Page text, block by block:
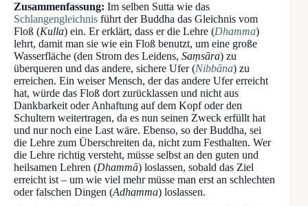
Zusammenfassung: Im selben Sutta wie das
Schlangengleichnis führt der Buddha das Gleichnis vom
Floß (Kulla) ein. Er erklärt, dass er die Lehre (Dhamma)
lehrt, damit man sie wie ein Floß benutzt, um eine große
Wasserfläche (den Strom des Leidens, Saṃsāra) zu
überqueren und das andere, sichere Ufer (Nibbāna) zu
erreichen. Ein weiser Mensch, der das andere Ufer erreicht
hat, würde das Floß dort zurücklassen und nicht aus
Dankbarkeit oder Anhaftung auf dem Kopf oder den
Schultern weitertragen, da es nun seinen Zweck erfüllt hat
und nur noch eine Last wäre. Ebenso, so der Buddha, sei
die Lehre zum Überschreiten da, nicht zum Festhalten. Wer
die Lehre richtig versteht, müsse selbst an den guten und
heilsamen Lehren (Dhammā) loslassen, sobald das Ziel
erreicht ist – um wie viel mehr müsse man erst an schlechten
oder falschen Dingen (Adhamma) loslassen.